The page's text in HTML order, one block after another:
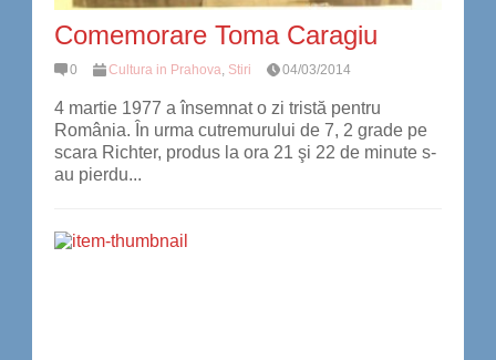
Comemorare Toma Caragiu
0 Cultura in Prahova, Stiri 04/03/2014
4 martie 1977 a însemnat o zi tristă pentru
România. În urma cutremurului de 7, 2 grade pe
scara Richter, produs la ora 21 şi 22 de minute s-
au pierdu...